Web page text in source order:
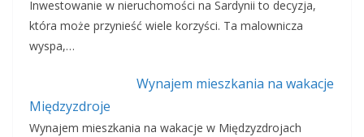
Inwestowanie w nieruchomości na Sardynii to decyzja,
która może przynieść wiele korzyści. Ta malownicza
wyspa,…
Wynajem mieszkania na wakacje
Międzyzdroje
Wynajem mieszkania na wakacje w Międzyzdrojach